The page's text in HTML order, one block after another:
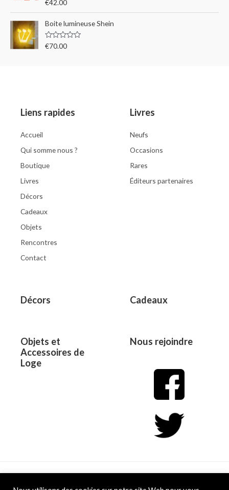
Rated
of 5
€42.00
Boite lumineuse Shein
R
f
5
€70.00
Liens rapides
Accueil
Qui somme nous ?
Boutique
Livres
Décors
Cadeaux
Objets
Rencontres
Contact
Livres
Neufs
Occasions
Rares
Éditeurs partenaires
Décors Cadeaux
Objets et
Accessoires de
Loge
Nous rejoindre